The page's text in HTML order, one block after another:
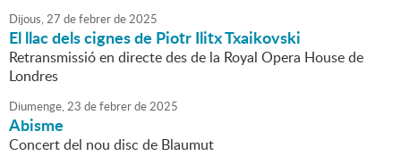
Dijous,27 defebrerde2025
El llac dels cignes de Piotr Ilitx Txaikovski
Retransmissió en directe des de la Royal Opera House de
Londres
Diumenge,23 defebrerde2025
Abisme
Concert del nou disc de Blaumut